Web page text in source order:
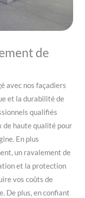
de
avec nos façadiers
et la durabilité de
qualifiés
de haute qualité pour
En plus
un ravalement de
et la protection
vos coûts de
De plus, en confiant